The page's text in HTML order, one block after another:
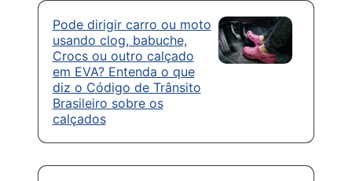
Pode dirigir carro ou moto
usando clog, babuche,
Crocs ou outro calçado
em EVA? Entenda o que
diz o Código de Trânsito
Brasileiro sobre os
calçados